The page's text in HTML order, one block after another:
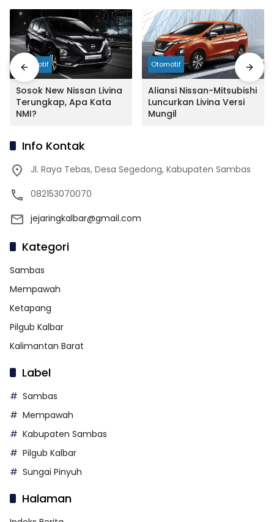
Otomotif
Sosok New Nissan Livina
Terungkap, Apa Kata
NMI?
Otomotif
Aliansi Nissan-Mitsubishi
Luncurkan Livina Versi
Mungil
Info Kontak
Jl. Raya Tebas, Desa Segedong, Kabupaten Sambas
082153070070
jejaringkalbar@gmail.com
Kategori
Sambas
Mempawah
Ketapang
Pilgub Kalbar
Kalimantan Barat
Label
Sambas
Mempawah
Kabupaten Sambas
Pilgub Kalbar
Sungai Pinyuh
Halaman